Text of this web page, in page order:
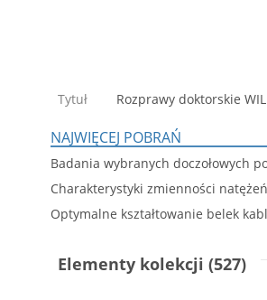
Tytuł Rozprawy doktorskie WIL
NAJWIĘCEJ POBRAŃ
Elementy kolekcji (527)